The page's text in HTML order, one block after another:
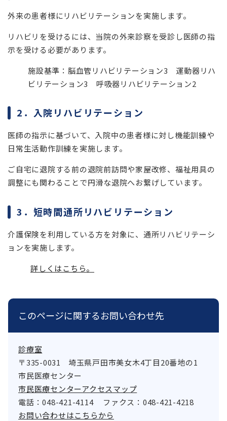
外来の患者様にリハビリテーションを実施します。
リハビリを受けるには、当院の外来診察を受診し医師の指
示を受ける必要があります。
施設基準：脳血管リハビリテーション3 運動器リハ
ビリテーション3 呼吸器リハビリテーション2
2．入院リハビリテーション
医師の指示に基づいて、入院中の患者様に対し機能訓練や
日常生活動作訓練を実施します。
ご自宅に退院する前の退院前訪問や家屋改修、福祉用具の
調整にも関わることで円滑な退院へお繋げしています。
3．短時間通所リハビリテーション
介護保険を利用している方を対象に、通所リハビリテーシ
ョンを実施します。
詳しくはこちら。
このページに関するお問い合わせ先
診療室
〒335-0031
埼玉県戸田市美女木4丁目20番地の1
市民医療センター
市民医療センターアクセスマップ
電話：048-421-4114
ファクス：048-421-4218
お問い合わせはこちらから